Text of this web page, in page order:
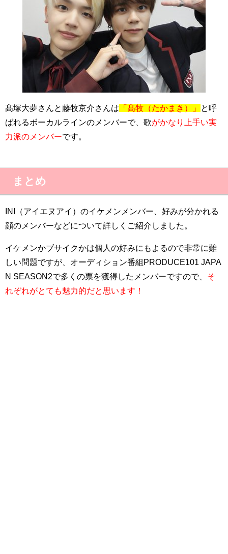
髙塚大夢さんと藤牧京介さんは 「髙牧（たかまき）」
と呼
ばれるボーカルラインのメンバーで、歌がかなり上手い実
力派のメンバーです。
まとめ
INI（アイエヌアイ）のイケメンメンバー、好みが分かれる
顔のメンバーなどについて詳しくご紹介しました。
イケメンかブサイクかは個人の好みにもよるので非常に難
しい問題ですが、オーディション番組PRODUCE101 JAPA
N SEASON2で多くの票を獲得したメンバーですので、 そ
れぞれがとても魅力的だと思います！